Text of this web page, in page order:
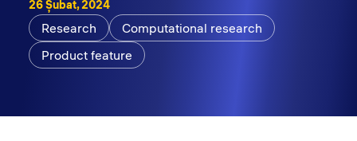
26 Şubat, 2024
Research
Computational research
Product feature